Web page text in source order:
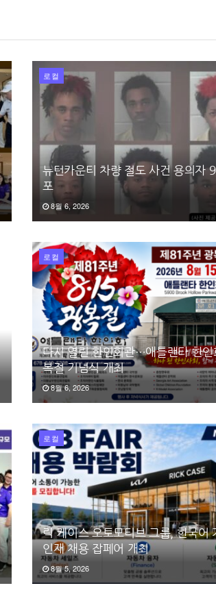
로컬
뉴턴카운티 차량 절도 사건 용의자
포
8월 6, 2026
로컬
다시 열린 한인회관…애틀랜타 한인
복절 기념식 개최
8월 6, 2026
로컬
릭 케이스 오토모티브 그룹, 한국어
인재 채용 잡페어 개최
8월 5, 2026